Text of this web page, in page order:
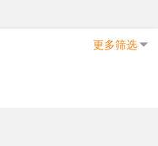
更多筛选